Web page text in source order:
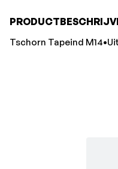
Tschorn Tapeind